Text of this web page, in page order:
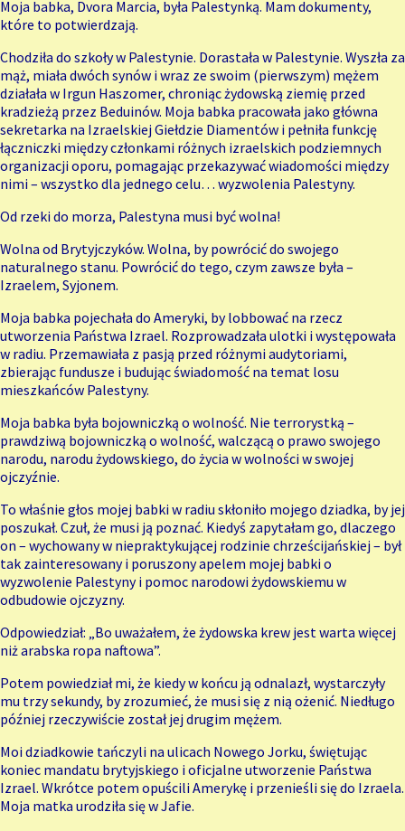
Moja babka, Dvora Marcia, była Palestynką. Mam dokumenty,
które to potwierdzają.
Chodziła do szkoły w Palestynie. Dorastała w Palestynie. Wyszła za
mąż, miała dwóch synów i wraz ze swoim (pierwszym) mężem
działała w Irgun Haszomer, chroniąc żydowską ziemię przed
kradzieżą przez Beduinów. Moja babka pracowała jako główna
sekretarka na Izraelskiej Giełdzie Diamentów i pełniła funkcję
łączniczki między członkami różnych izraelskich podziemnych
organizacji oporu, pomagając przekazywać wiadomości między
nimi – wszystko dla jednego celu… wyzwolenia Palestyny.
Od rzeki do morza, Palestyna musi być wolna!
Wolna od Brytyjczyków. Wolna, by powrócić do swojego
naturalnego stanu. Powrócić do tego, czym zawsze była –
Izraelem, Syjonem.
Moja babka pojechała do Ameryki, by lobbować na rzecz
utworzenia Państwa Izrael. Rozprowadzała ulotki i występowała
w radiu. Przemawiała z pasją przed różnymi audytoriami,
zbierając fundusze i budując świadomość na temat losu
mieszkańców Palestyny.
Moja babka była bojowniczką o wolność. Nie terrorystką –
prawdziwą bojowniczką o wolność, walczącą o prawo swojego
narodu, narodu żydowskiego, do życia w wolności w swojej
ojczyźnie.
To właśnie głos mojej babki w radiu skłoniło mojego dziadka, by jej
poszukał. Czuł, że musi ją poznać. Kiedyś zapytałam go, dlaczego
on – wychowany w niepraktykującej rodzinie chrześcijańskiej – był
tak zainteresowany i poruszony apelem mojej babki o
wyzwolenie Palestyny i pomoc narodowi żydowskiemu w
odbudowie ojczyzny.
Odpowiedział: „Bo uważałem, że żydowska krew jest warta więcej
niż arabska ropa naftowa”.
Potem powiedział mi, że kiedy w końcu ją odnalazł, wystarczyły
mu trzy sekundy, by zrozumieć, że musi się z nią ożenić. Niedługo
później rzeczywiście został jej drugim mężem.
Moi dziadkowie tańczyli na ulicach Nowego Jorku, świętując
koniec mandatu brytyjskiego i oficjalne utworzenie Państwa
Izrael. Wkrótce potem opuścili Amerykę i przenieśli się do Izraela.
Moja matka urodziła się w Jafie.